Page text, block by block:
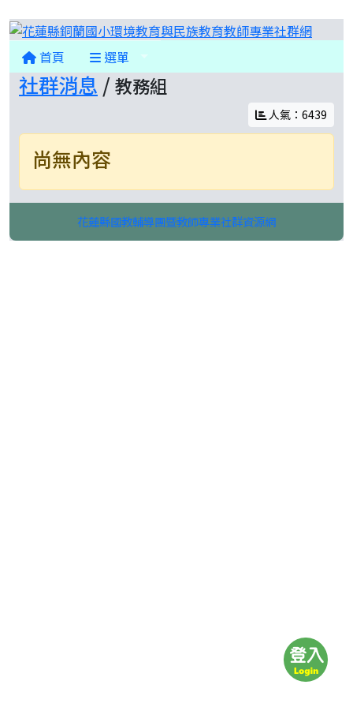
花蓮縣
首頁
選單
社群消息 /教務組
人氣：6439
尚無內容
花蓮縣國教輔導團暨教師專業社群資源網